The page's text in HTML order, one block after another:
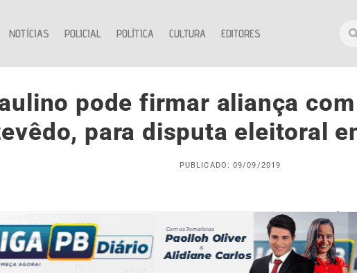
NOTÍCIAS POLICIAL POLÍTICA CULTURA EDITORES
pode firmar aliança
para disputa eleitoral
PUBLICADO: 09/09/2019